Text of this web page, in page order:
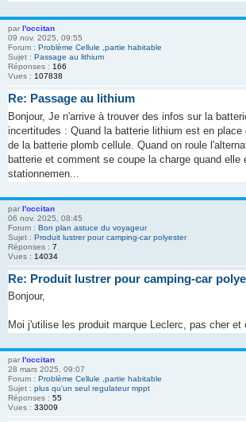
par l'occitan
09 nov. 2025, 09:55
Forum : Problème Cellule ,partie habitable
Sujet : Passage au lithium
Réponses : 166
Vues : 107838
Re: Passage au lithium
Bonjour, Je n'arrive à trouver des infos sur la
incertitudes : Quand la batterie lithium est en place
de la batterie plomb cellule. Quand on roule
batterie et comment se coupe la charge quand elle
stationnemen...
par l'occitan
06 nov. 2025, 08:45
Forum : Bon plan astuce du voyageur
Sujet : Produit lustrer pour camping-car polyester
Réponses : 7
Vues : 14034
Re: Produit lustrer pour camping-car
Bonjour,
Moi j'utilise les produit marque Leclerc, pas cher et
par l'occitan
28 mars 2025, 09:07
Forum : Problème Cellule ,partie habitable
Sujet : plus qu'un seul regulateur mppt
Réponses : 55
Vues : 33009